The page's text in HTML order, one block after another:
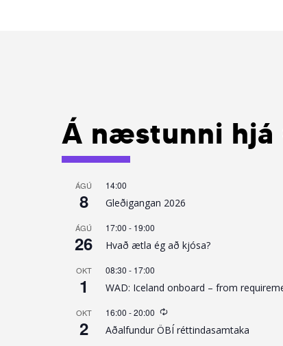
Á næstunni hjá
ÁGÚ
8
14:00
Gleðigangan 2026
ÁGÚ
26
17:00 - 19:00
Hvað ætla ég að kjósa?
OKT
1
08:30 - 17:00
WAD: Iceland onboard – from
OKT
2
16:00 -20:00
Recurring
Aðalfundur ÖBÍ réttindasamtaka